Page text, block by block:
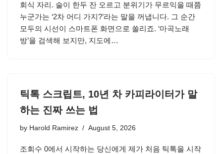
회식 자리. 술이 한두 잔 오르고 분위기가 무르익을 때쯤
누군가는 ‘2차 어디 가지?’라는 말을 꺼냅니다. 그 순간
모두의 시선이 스마트폰 화면으로 쏠리죠. ‘마곡노래
방’을 검색해 보지만, 지도에…
틱톡 스크립트, 10년 차 카피라이터가 말
하는 진짜 쓰는 법
by Harold Ramirez August 5, 2026
조회수 0에서 시작하는 당신에게 제가 처음 틱톡을 시작